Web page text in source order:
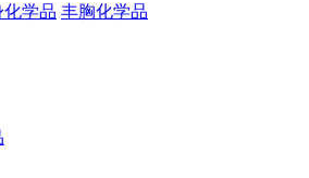
化学品 丰胸化学品